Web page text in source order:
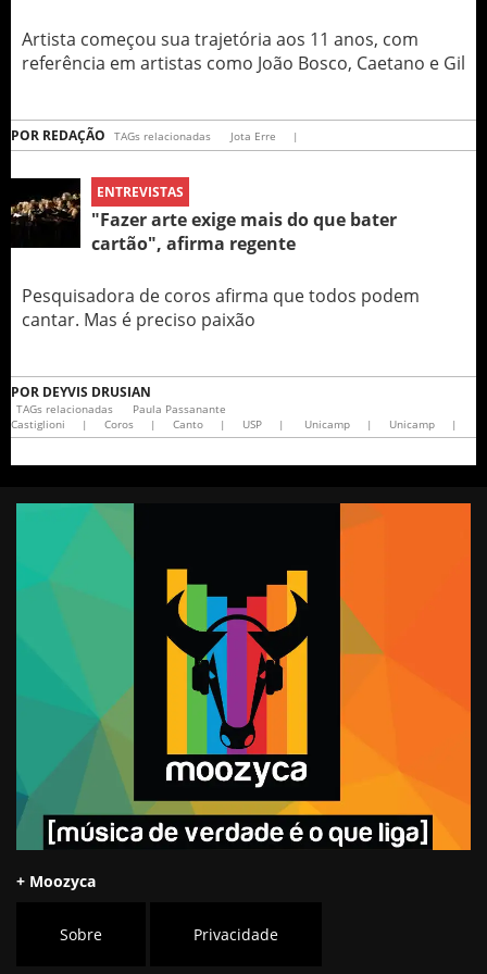
Artista começou sua trajetória aos 11 anos, com
referência em artistas como João Bosco, Caetano e Gil
POR REDAÇÃO TAGs relacionadas Jota Erre |
ENTREVISTAS
"Fazer arte exige mais do que bater
cartão", afirma regente
Pesquisadora de coros afirma que todos podem
cantar. Mas é preciso paixão
POR DEYVIS DRUSIAN
TAGs relacionadas
Paula Passanante
Castiglioni
| Coros | Canto | USP | Unicamp | Unicamp |
+ Moozyca
Sobre Privacidade